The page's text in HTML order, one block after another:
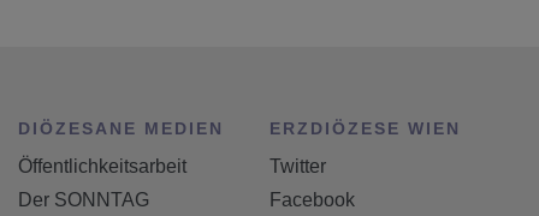
DIÖZESANE MEDIEN
Öffentlichkeitsarbeit
Der SONNTAG
ERZDIÖZESE WIEN
Twitter
Facebook